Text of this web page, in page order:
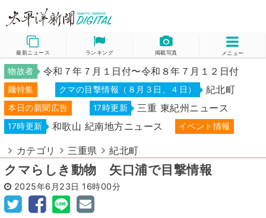
最新ニュース ランキング 掲載写真 メニュー
物故者 令和７年７月１日付〜令和８年７月１２日付
麺特集 クマの目撃情報（８月３日、４日） 紀北町
本日の新聞広告 17時更新 三重 東紀州ニュース
17時更新 和歌山 紀南地方ニュース イベント情報
カテゴリ 三重県 紀北町
クマらしき動物 矢口浦で目撃情報
2025年6月23日 16時00分